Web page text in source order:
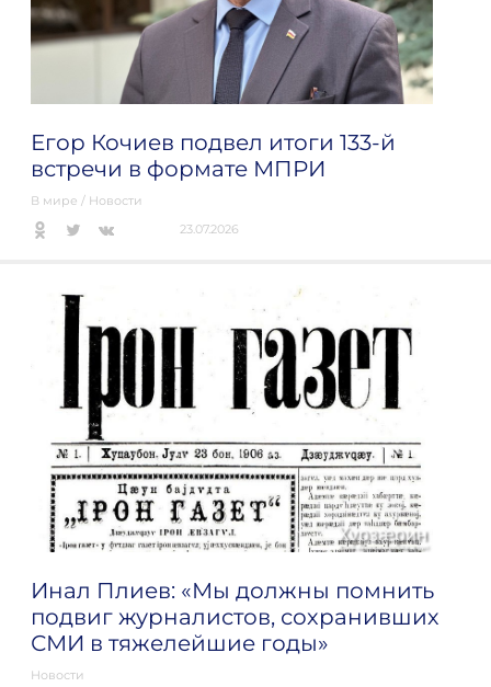
Егор Кочиев подвел итоги 133-й
встречи в формате МПРИ
В мире / Новости
23.07.2026
Инал Плиев: «Мы должны помнить
подвиг журналистов, сохранивших
СМИ в тяжелейшие годы»
Новости